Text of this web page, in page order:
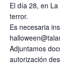
El día 28, en
terror.
Es necesaria
Adjuntamos
autorización